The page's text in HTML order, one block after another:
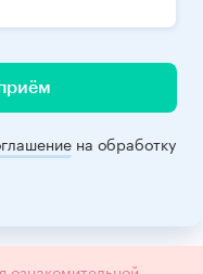
на обработку